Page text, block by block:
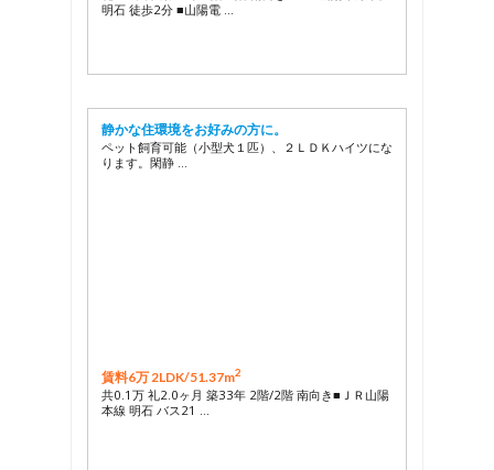
明石 徒歩2分 ■山陽電 …
静かな住環境をお好みの方に。
ペット飼育可能（小型犬１匹）、２ＬＤＫハイツにな
ります。閑静 …
賃料6万 2LDK/51.37m2
共0.1万 礼2.0ヶ月 築33年 2階/2階 南向き■ＪＲ山陽
本線 明石 バス21 …